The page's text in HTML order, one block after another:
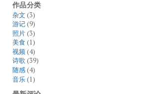
作品分类
杂文 (3)
游记(9)
照片(3)
美食 (1)
视频(4)
诗歌(39)
随感(4)
音乐(1)